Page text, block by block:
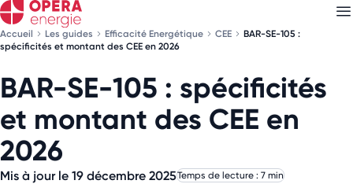
Accueil Les guides Efficacité Energétique CEE
BAR-SE-105 :
spécificités et montant des CEE en 2026
BAR-SE-105 : spécificités
et montant des CEE en
2026
Mis à jour le 19 décembre 2025Temps de lecture : 7 min
Découvrez nosnewsletters
Choisissez les newsletters qui vous intéressent